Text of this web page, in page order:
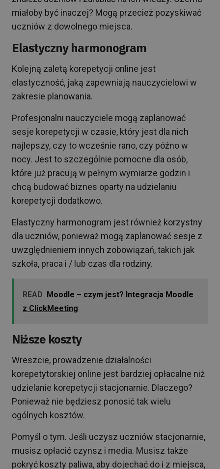
miałoby być inaczej? Mogą przecież pozyskiwać
uczniów z dowolnego miejsca.
Elastyczny harmonogram
Kolejną zaletą korepetycji online jest
elastyczność, jaką zapewniają nauczycielowi w
zakresie planowania.
Profesjonalni nauczyciele mogą zaplanować
sesje korepetycji w czasie, który jest dla nich
najlepszy, czy to wcześnie rano, czy późno w
nocy. Jest to szczególnie pomocne dla osób,
które już pracują w pełnym wymiarze godzin i
chcą budować biznes oparty na udzielaniu
korepetycji dodatkowo.
Elastyczny harmonogram jest również korzystny
dla uczniów, ponieważ mogą zaplanować sesje z
uwzględnieniem innych zobowiązań, takich jak
szkoła, praca i / lub czas dla rodziny.
READ Moodle – czym jest? Integracja Moodle
z ClickMeeting
Niższe koszty
Wreszcie, prowadzenie działalności
korepetytorskiej online jest bardziej opłacalne niż
udzielanie korepetycji stacjonarnie. Dlaczego?
Ponieważ nie będziesz ponosić tak wielu
ogólnych kosztów.
Pomyśl o tym. Jeśli uczysz uczniów stacjonarnie,
musisz opłacić czynsz i media. Musisz także
pokryć koszty paliwa, aby dojechać do i z miejsca,